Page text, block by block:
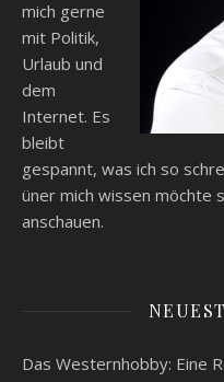
mich gerne
mit Politik,
Urlaub und
dem
Internet. Es
bleibt
gespannt, was ich so
üner mich wissen möchte
anschauen.
Das Westernhobby: Eine